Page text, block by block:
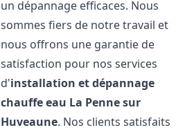
un dépannage efficaces. Nous
sommes fiers de notre travail et
nous offrons une garantie de
satisfaction pour nos services
d'installation et dépannage
chauffe eau La Penne sur
Huveaune. Nos clients satisfaits